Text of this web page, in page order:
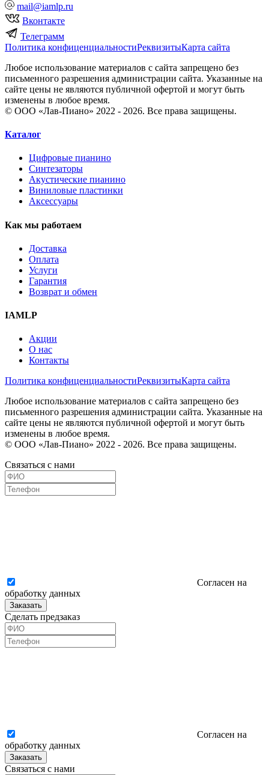
mail@iamlp.ru
Вконтакте
Телеграмм
Политика конфиценциальностиРеквизитыКарта сайта
Любое использование материалов с сайта запрещено без
письменного разрешения администрации сайта. Указанные на
сайте цены не являются публичной офертой и могут быть
изменены в любое время.
© ООО «Лав-Пиано» 2022 - 2026. Все права защищены.
Каталог
Цифровые пианино
Синтезаторы
Акустические пианино
Виниловые пластинки
Аксессуары
Как мы работаем
Доставка
Оплата
Услуги
Гарантия
Возврат и обмен
IAMLP
Акции
О нас
Контакты
Политика конфиценциальностиРеквизитыКарта сайта
Любое использование материалов с сайта запрещено без
письменного разрешения администрации сайта. Указанные на
сайте цены не являются публичной офертой и могут быть
изменены в любое время.
© ООО «Лав-Пиано» 2022 - 2026. Все права защищены.
Связаться с нами
Согласен на
обработку данных
Заказать
Сделать предзаказ
Согласен на
обработку данных
Заказать
Связаться с нами